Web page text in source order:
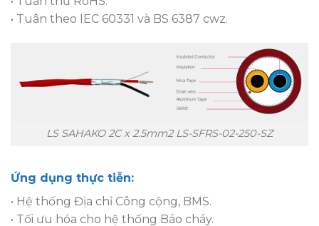
• Tuân theo IEC 60331 và BS 6387 cwz.
LS SAHAKO 2C x 2.5mm2 LS-SFRS-02-250-SZ
Ứng dụng thực tiễn:
• Hệ thống Địa chỉ Công cộng, BMS.
• Tối ưu hóa cho hệ thống Báo cháy.